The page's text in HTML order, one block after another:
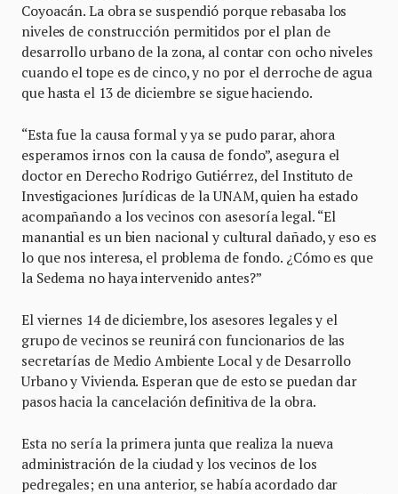
Coyoacán. La obra se suspendió porque rebasaba los
niveles de construcción permitidos por el plan de
desarrollo urbano de la zona, al contar con ocho niveles
cuando el tope es de cinco, y no por el derroche de agua
que hasta el 13 de diciembre se sigue haciendo.
“Esta fue la causa formal y ya se pudo parar, ahora
esperamos irnos con la causa de fondo”, asegura el
doctor en Derecho Rodrigo Gutiérrez, del Instituto de
Investigaciones Jurídicas de la UNAM, quien ha estado
acompañando a los vecinos con asesoría legal. “El
manantial es un bien nacional y cultural dañado, y eso es
lo que nos interesa, el problema de fondo. ¿Cómo es que
la Sedema no haya intervenido antes?”
El viernes 14 de diciembre, los asesores legales y el
grupo de vecinos se reunirá con funcionarios de las
secretarías de Medio Ambiente Local y de Desarrollo
Urbano y Vivienda. Esperan que de esto se puedan dar
pasos hacia la cancelación definitiva de la obra.
Esta no sería la primera junta que realiza la nueva
administración de la ciudad y los vecinos de los
pedregales; en una anterior, se había acordado dar